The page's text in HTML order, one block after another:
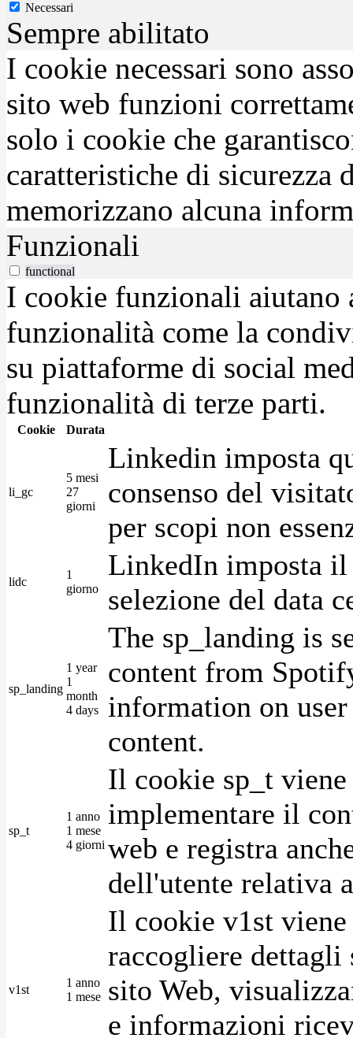
Necessari
Sempre abilitato
I cookie necessari sono
sito web funzioni
solo i cookie che
caratteristiche di sicurezza
memorizzano alcuna
Funzionali
functional
I cookie funzionali aiutano
funzionalità come la
su piattaforme di social
funzionalità di terze parti.
Cookie Durata
li_gc
5 mesi
27
giorni
Linkedin imposta
consenso del
per scopi non
lidc
1
giorno
LinkedIn imposta
selezione del data
sp_landing
1 year
1
month
4 days
The sp_landing is
content from
information on
content.
sp_t
1 anno
1 mese
4 giorni
Il cookie sp_t
implementare il
web e registra
dell'utente relativa
v1st
1 anno
1 mese
Il cookie v1st
raccogliere
sito Web,
e informazioni